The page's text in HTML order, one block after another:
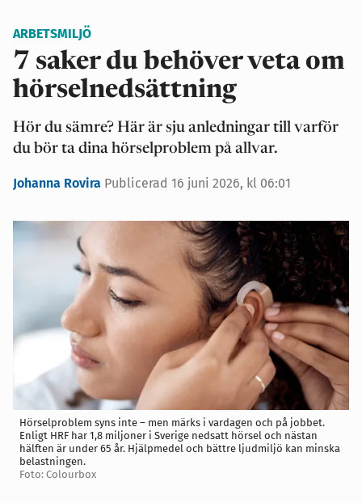
ARBETSMILJÖ
7 saker du behöver veta om
hörselnedsättning
Hör du sämre? Här är sju anledningar till varför
du bör ta dina hörselproblem på allvar.
Johanna Rovira Publicerad 16 juni 2026, kl 06:01
Hörselproblem syns inte – men märks i vardagen och på jobbet.
Enligt HRF har 1,8 miljoner i Sverige nedsatt hörsel och nästan
hälften är under 65 år. Hjälpmedel och bättre ljudmiljö kan minska
belastningen.
Foto: Colourbox